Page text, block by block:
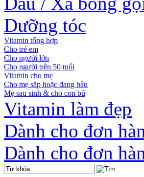
Dưỡng tóc
Vitamin tổng hợp
Cho trẻ em
Cho người lớn
Cho người trên 50 tuổi
Vitamin cho mẹ
Cho mẹ sắp hoặc đang bầu
Mẹ sau sinh & cho con bú
Vitamin làm đẹp
Dành cho đơn
Dành cho đơn